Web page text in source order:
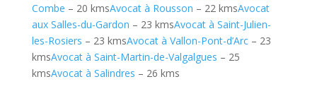
Combe – 20 kmsAvocat à Rousson – 22 kmsAvocat
aux Salles-du-Gardon – 23 kmsAvocat à Saint-Julien-
les-Rosiers – 23 kmsAvocat à Vallon-Pont-d’Arc– 23
kmsAvocat à Saint-Martin-de-Valgalgues – 25
kmsAvocat à Salindres – 26 kms